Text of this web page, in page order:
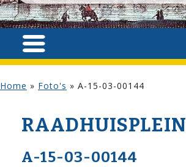
Home » Foto's » A-15-03-00144
RAADHUISPLEIN
A-15-03-00144